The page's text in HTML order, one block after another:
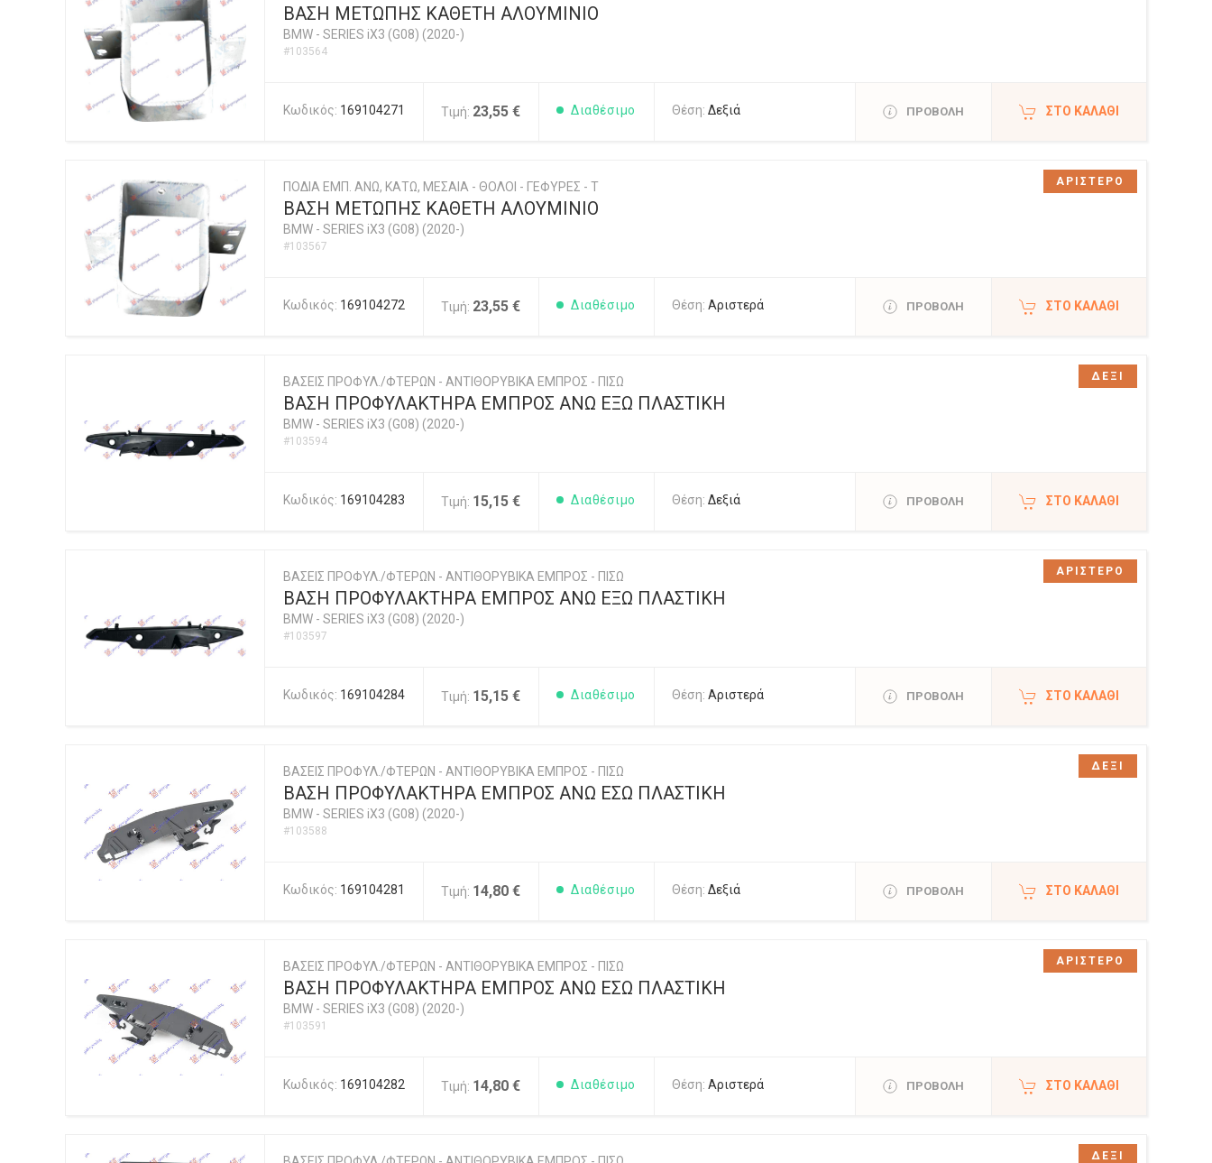
ΒΑΣΗ ΜΕΤΩΠΗΣ ΚΑΘΕΤΗ ΑΛΟΥΜΙΝΙΟ
BMW - SERIES iX3 (G08) (2020-)
#103564
Κωδικός: 169104271 Τιμή: 23,55 € Διαθέσιμο Θέση: Δεξιά ΠΡΟΒΟΛΗ ΣΤΟ ΚΑΛΆΘΙ
ΠΟΔΙΑ ΕΜΠ. ΑΝΩ, ΚΑΤΩ, ΜΕΣΑΙΑ - ΘΟΛΟΙ - ΓΕΦΥΡΕΣ - Τ
ΒΑΣΗ ΜΕΤΩΠΗΣ ΚΑΘΕΤΗ ΑΛΟΥΜΙΝΙΟ
BMW - SERIES iX3 (G08) (2020-)
#103567
Κωδικός: 169104272 Τιμή: 23,55 € Διαθέσιμο Θέση: Αριστερά ΠΡΟΒΟΛΗ ΣΤΟ ΚΑΛΆΘΙ
ΑΡΙΣΤΕΡΟ
ΒΑΣΕΙΣ ΠΡΟΦΥΛ./ΦΤΕΡΩΝ - ΑΝΤΙΘΟΡΥΒΙΚΑ ΕΜΠΡΟΣ - ΠΙΣΩ
ΒΑΣΗ ΠΡΟΦΥΛΑΚΤΗΡΑ ΕΜΠΡΟΣ ΑΝΩ ΕΞΩ ΠΛΑΣΤΙΚΗ
BMW - SERIES iX3 (G08) (2020-)
#103594
Κωδικός: 169104283 Τιμή: 15,15 € Διαθέσιμο Θέση: Δεξιά ΠΡΟΒΟΛΗ ΣΤΟ ΚΑΛΆΘΙ
ΔΕΞΙ
ΒΑΣΕΙΣ ΠΡΟΦΥΛ./ΦΤΕΡΩΝ - ΑΝΤΙΘΟΡΥΒΙΚΑ ΕΜΠΡΟΣ - ΠΙΣΩ
ΒΑΣΗ ΠΡΟΦΥΛΑΚΤΗΡΑ ΕΜΠΡΟΣ ΑΝΩ ΕΞΩ ΠΛΑΣΤΙΚΗ
BMW - SERIES iX3 (G08) (2020-)
#103597
Κωδικός: 169104284 Τιμή: 15,15 € Διαθέσιμο Θέση: Αριστερά ΠΡΟΒΟΛΗ ΣΤΟ ΚΑΛΆΘΙ
ΑΡΙΣΤΕΡΟ
ΒΑΣΕΙΣ ΠΡΟΦΥΛ./ΦΤΕΡΩΝ - ΑΝΤΙΘΟΡΥΒΙΚΑ ΕΜΠΡΟΣ - ΠΙΣΩ
ΒΑΣΗ ΠΡΟΦΥΛΑΚΤΗΡΑ ΕΜΠΡΟΣ ΑΝΩ ΕΣΩ ΠΛΑΣΤΙΚΗ
BMW - SERIES iX3 (G08) (2020-)
#103588
Κωδικός: 169104281 Τιμή: 14,80 € Διαθέσιμο Θέση: Δεξιά ΠΡΟΒΟΛΗ ΣΤΟ ΚΑΛΆΘΙ
ΔΕΞΙ
ΒΑΣΕΙΣ ΠΡΟΦΥΛ./ΦΤΕΡΩΝ - ΑΝΤΙΘΟΡΥΒΙΚΑ ΕΜΠΡΟΣ - ΠΙΣΩ
ΒΑΣΗ ΠΡΟΦΥΛΑΚΤΗΡΑ ΕΜΠΡΟΣ ΑΝΩ ΕΣΩ ΠΛΑΣΤΙΚΗ
BMW - SERIES iX3 (G08) (2020-)
#103591
Κωδικός: 169104282 Τιμή: 14,80 € Διαθέσιμο Θέση: Αριστερά ΠΡΟΒΟΛΗ ΣΤΟ ΚΑΛΆΘΙ
ΑΡΙΣΤΕΡΟ
ΔΕΞΙ